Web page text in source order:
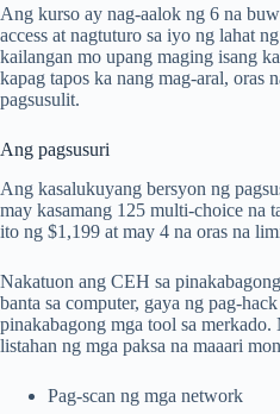
Ang kurso ay nag-aalok ng 6 na
access at nagtuturo sa iyo ng lahat
kailangan mo upang maging isang
kapag tapos ka nang mag-aral, oras
pagsusulit.
Ang pagsusuri
Ang kasalukuyang bersyon ng
may kasamang 125 multi-choice na
ito ng $1,199 at may 4 na oras na
Nakatuon ang CEH sa
banta sa computer, gaya ng pag-
pinakabagong mga tool sa merkado.
listahan ng mga paksa na maaari
Pag-scan ng mga network